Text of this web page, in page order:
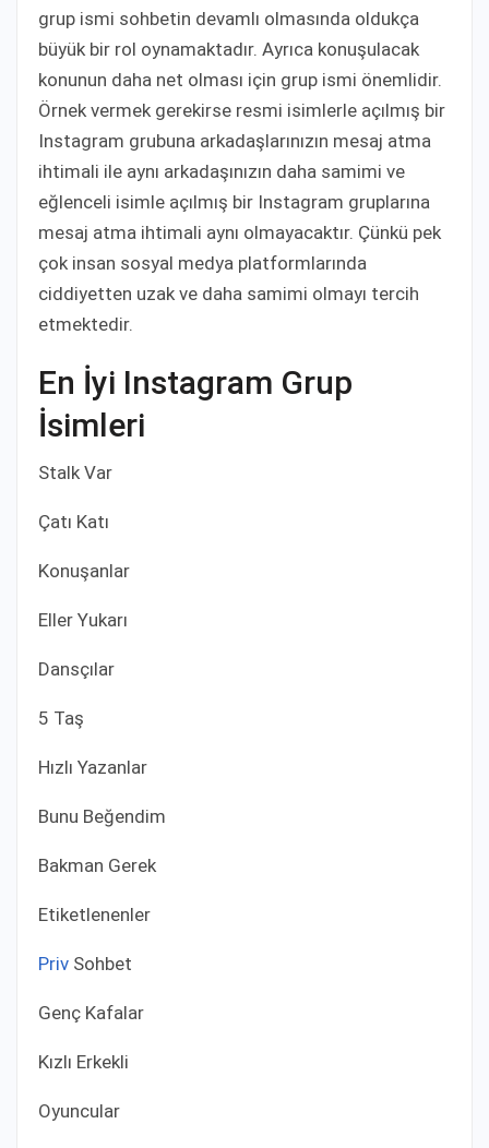
grup ismi sohbetin devamlı olmasında oldukça
büyük bir rol oynamaktadır. Ayrıca konuşulacak
konunun daha net olması için grup ismi önemlidir.
Örnek vermek gerekirse resmi isimlerle açılmış bir
Instagram grubuna arkadaşlarınızın mesaj atma
ihtimali ile aynı arkadaşınızın daha samimi ve
eğlenceli isimle açılmış bir Instagram gruplarına
mesaj atma ihtimali aynı olmayacaktır. Çünkü pek
çok insan sosyal medya platformlarında
ciddiyetten uzak ve daha samimi olmayı tercih
etmektedir.
En İyi Instagram Grup
İsimleri
Stalk Var
Çatı Katı
Konuşanlar
Eller Yukarı
Dansçılar
5 Taş
Hızlı Yazanlar
Bunu Beğendim
Bakman Gerek
Etiketlenenler
Priv Sohbet
Genç Kafalar
Kızlı Erkekli
Oyuncular